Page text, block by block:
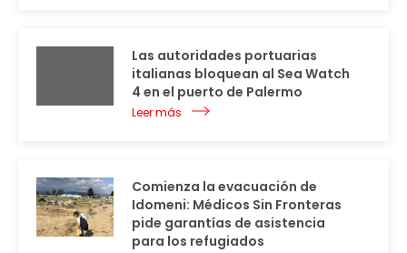
Las autoridades portuarias
italianas bloquean al Sea Watch
4 en el puerto de Palermo
Leer más
Comienza la evacuación de
Idomeni: Médicos Sin Fronteras
pide garantías de asistencia
para los refugiados